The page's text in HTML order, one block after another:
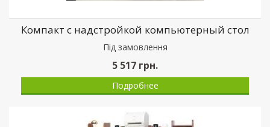
Компакт с надстройкой компьютерный стол
Пiд замовлення
5 517 грн.
Подробнее